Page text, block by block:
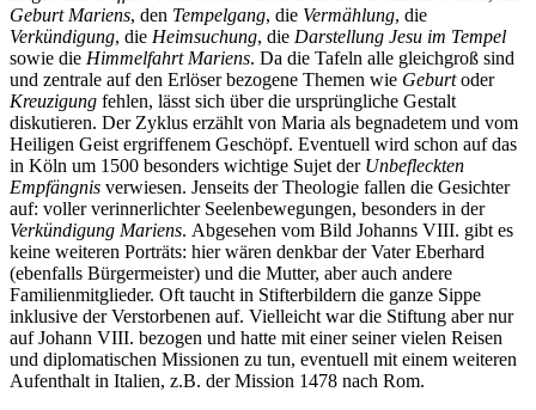
Geburt Mariens, den Tempelgang, die Vermählung, die
Verkündigung, die Heimsuchung, die Darstellung Jesu im Tempel
sowie die Himmelfahrt Mariens. Da die Tafeln alle gleichgroß sind
und zentrale auf den Erlöser bezogene Themen wie Geburtoder
Kreuzigung fehlen, lässt sich über die ursprüngliche Gestalt
diskutieren. Der Zyklus erzählt von Maria als begnadetem und vom
Heiligen Geist ergriffenem Geschöpf. Eventuell wird schon auf das
in Köln um 1500 besonders wichtige Sujet der Unbefleckten
Empfängnis verwiesen. Jenseits der Theologie fallen die Gesichter
auf: voller verinnerlichter Seelenbewegungen, besonders in der
Verkündigung Mariens. Abgesehen vom Bild Johanns VIII. gibt es
keine weiteren Porträts: hier wären denkbar der Vater Eberhard
(ebenfalls Bürgermeister) und die Mutter, aber auch andere
Familienmitglieder. Oft taucht in Stifterbildern die ganze Sippe
inklusive der Verstorbenen auf. Vielleicht war die Stiftung aber nur
auf Johann VIII. bezogen und hatte mit einer seiner vielen Reisen
und diplomatischen Missionen zu tun, eventuell mit einem weiteren
Aufenthalt in Italien, z.B. der Mission 1478 nach Rom.